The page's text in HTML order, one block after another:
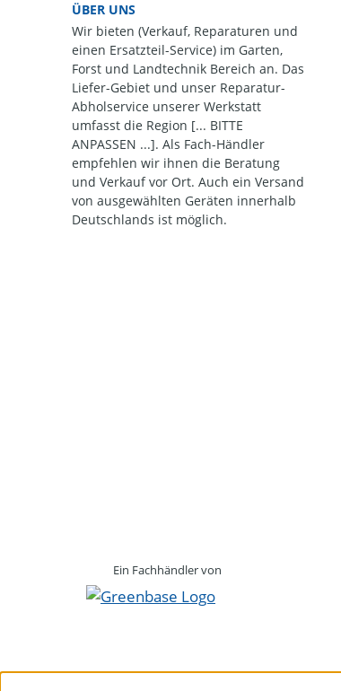
ÜBER UNS
Wir bieten (Verkauf, Reparaturen und
einen Ersatzteil-Service) im Garten,
Forst und Landtechnik Bereich an. Das
Liefer-Gebiet und unser Reparatur-
Abholservice unserer Werkstatt
umfasst die Region [... BITTE
ANPASSEN ...]. Als Fach-Händler
empfehlen wir ihnen die Beratung
und Verkauf vor Ort. Auch ein Versand
von ausgewählten Geräten innerhalb
Deutschlands ist möglich.
Ein Fachhändler von